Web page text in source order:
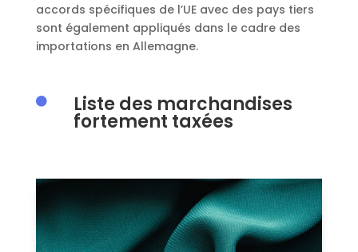
accords spécifiques de l’UE avec des pays tiers
sont également appliqués dans le cadre des
importations en Allemagne.
 Liste des marchandises
fortement taxées